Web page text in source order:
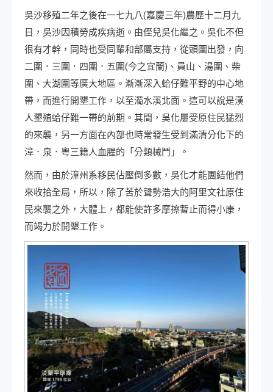
吳沙移殖二年之後在一七九八(嘉慶三年)農歷十二月九
日，吳沙因積勞成疾病逝。由侄兒吳化繼之。吳化不但
很有才幹，同時也受同輩和部屬支持，從頭圍出發，向
二圍．三圍．四圍．五圍(今之宜蘭)、員山、湯圍、柴
圍、大湖圍等廣大地區。漸漸深入蛤仔難平野的中心地
帶，而進行開墾工作，以至濁水溪北面。這可以說是漢
人墾殖蛤仔難一帶的前期。其間，吳化屢受原住民猛烈
的來襲，另一方面在內部也時常發生受到滿清分化下的
漳．泉．粵三籍人血腥的「分類械鬥」。
然而，由於漳州系移民佔壓倒多數，吳化才能團結他們
來收拾全局，所以，除了苦於聲勢浩大的阿里文社原住
民來襲之外，大體上，都能使許多摩擦暫止而得小康，
而竭力於開墾工作。